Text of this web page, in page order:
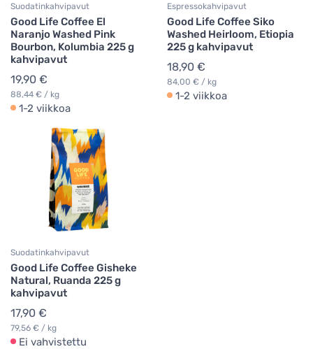
Suodatinkahvipavut
Good Life Coffee El
Naranjo Washed Pink
Bourbon, Kolumbia 225 g
kahvipavut
19,90 €
88,44 € / kg
1-2 viikkoa
Espressokahvipavut
Good Life Coffee Siko
Washed Heirloom, Etiopia
225 g kahvipavut
18,90 €
84,00 € / kg
1-2 viikkoa
Suodatinkahvipavut
Good Life Coffee Gisheke
Natural, Ruanda 225 g
kahvipavut
17,90 €
79,56 € / kg
Ei vahvistettu